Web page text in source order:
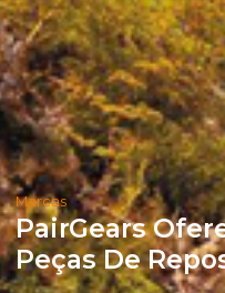
Marcas
PairGears
Peças De